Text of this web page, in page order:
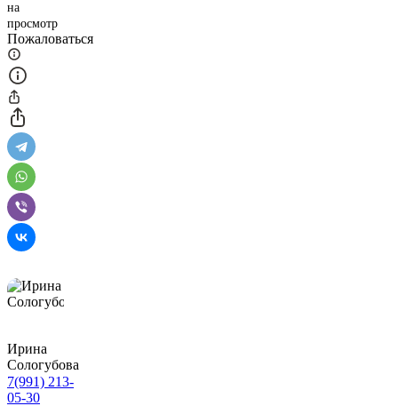
на
просмотр
Пожаловаться
Ирина
Сологубова
7(991) 213-
05-30